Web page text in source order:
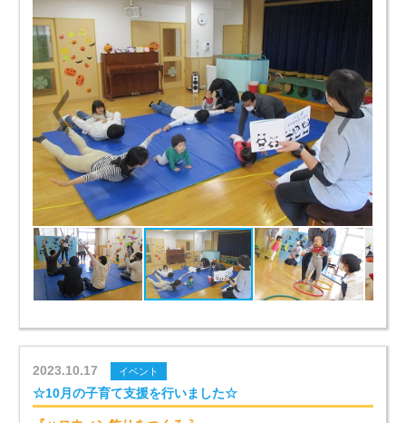
2023.10.17 イベント
☆10月の子育て支援を行いました☆